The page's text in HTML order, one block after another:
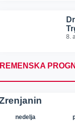
8.